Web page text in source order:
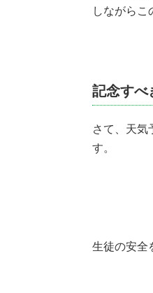
しながらこ
記念すべ
さて、天
す。
生徒の安全